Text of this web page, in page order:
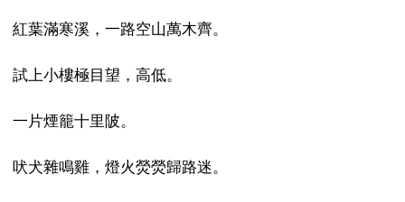
紅葉滿寒溪，一路空山萬木齊。
試上小樓極目望，高低。
一片煙籠十里陂。
吠犬雜鳴雞，燈火熒熒歸路迷。